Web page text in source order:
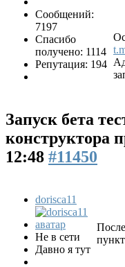
Сообщений:
7197
Спасибо
получено: 1114
Репутация: 194
Запуск бета
конструктора
12:48 #11450
dorisca11
Не в сети
Давно я тут